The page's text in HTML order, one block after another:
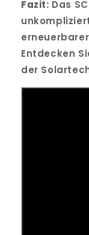
Fazit: Das
Entdecken
der